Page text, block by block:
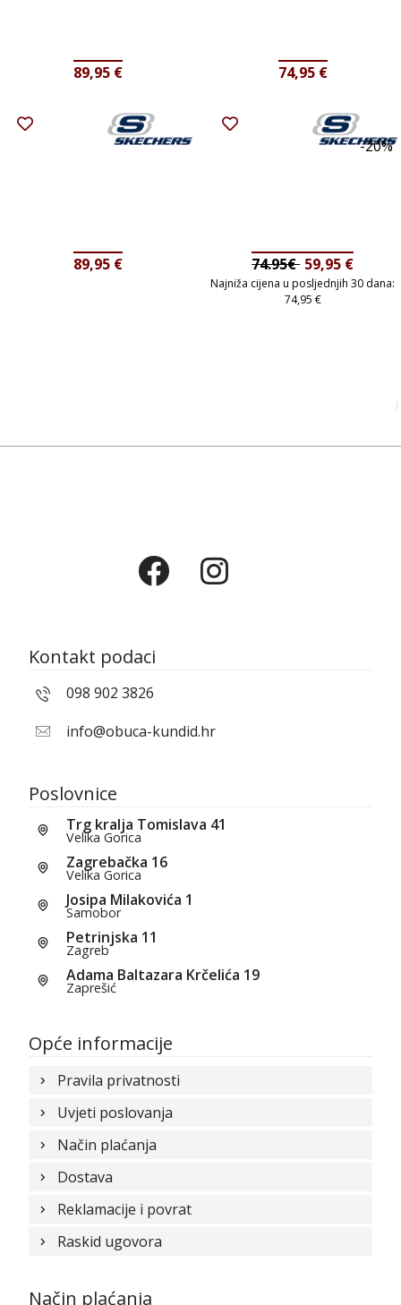
89,95 € 74,95 €
89,95 €
-20%
74.95€ 59,95 €
Najniža cijena u posljednjih 30 dana:
74,95 €
Kontakt podaci
098 902 3826
info@obuca-kundid.hr
Poslovnice
Trg kralja Tomislava 41
Velika Gorica
Zagrebačka 16
Velika Gorica
Josipa Milakovića 1
Samobor
Petrinjska 11
Zagreb
Adama Baltazara Krčelića 19
Zaprešić
Opće informacije
Pravila privatnosti
Uvjeti poslovanja
Način plaćanja
Dostava
Reklamacije i povrat
Raskid ugovora
Način plaćanja